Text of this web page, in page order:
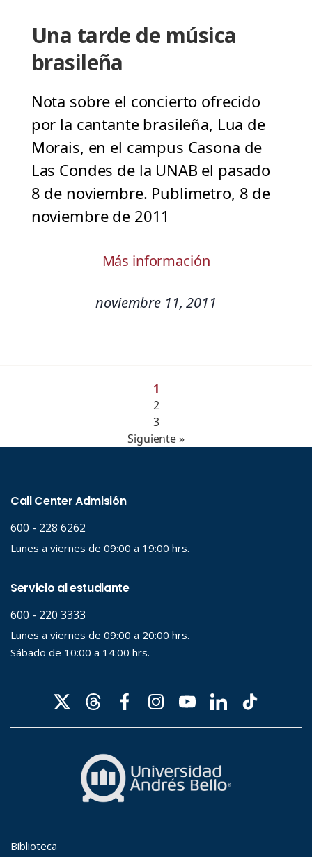
Una tarde de música
brasileña
Nota sobre el concierto ofrecido
por la cantante brasileña, Lua de
Morais, en el campus Casona de
Las Condes de la UNAB el pasado
8 de noviembre. Publimetro, 8 de
noviembre de 2011
Más información
noviembre 11, 2011
1
2
3
Siguiente »